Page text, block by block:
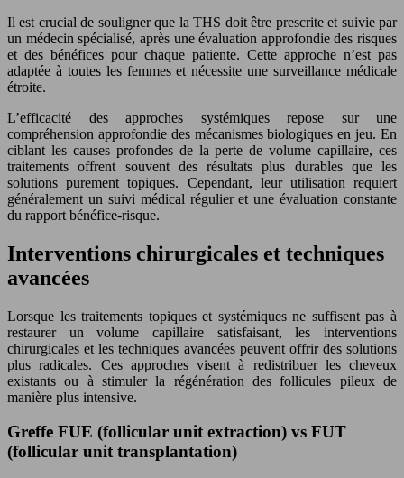
Il est crucial de souligner que la THS doit être prescrite et suivie par
un médecin spécialisé, après une évaluation approfondie des risques
et des bénéfices pour chaque patiente. Cette approche n’est pas
adaptée à toutes les femmes et nécessite une surveillance médicale
étroite.
L’efficacité des approches systémiques repose sur une
compréhension approfondie des mécanismes biologiques en jeu. En
ciblant les causes profondes de la perte de volume capillaire, ces
traitements offrent souvent des résultats plus durables que les
solutions purement topiques. Cependant, leur utilisation requiert
généralement un suivi médical régulier et une évaluation constante
du rapport bénéfice-risque.
Interventions chirurgicales et techniques
avancées
Lorsque les traitements topiques et systémiques ne suffisent pas à
restaurer un volume capillaire satisfaisant, les interventions
chirurgicales et les techniques avancées peuvent offrir des solutions
plus radicales. Ces approches visent à redistribuer les cheveux
existants ou à stimuler la régénération des follicules pileux de
manière plus intensive.
Greffe FUE (follicular unit extraction) vs FUT
(follicular unit transplantation)